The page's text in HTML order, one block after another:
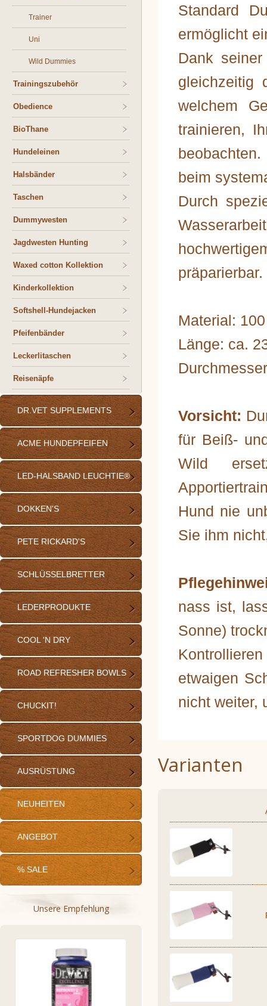
Trainer
Uni
Wild Dummies
Trainingszubehör
Obedience
BioThane
Hundeleinen
Halsbänder
Taschen
Dummywesten
Jagdwesten Hunting
Waxed cotton Kollektion
Kinderkollektion
Softshell-Hundejacken
Pfeifenbänder
Leckerlitaschen
Reisenäpfe
DR.VET SUPPLEMENTS
ACME HUNDEPFEIFEN
LED-HALSBAND LEUCHTIE®
DOKKEN'S
PETE RICKARD'S
SCHLÜSSELBRETTER
LEDERPRODUKTE
COOL 'N DRY
ROAD REFRESHER BOWLS
CHUCKIT!
SPORTDOG DUMMIES
AUSRÜSTUNG
NEUHEITEN
ANGEBOT
% SALE
Unsere Empfehlung
Standard
ermöglicht
Dank
gleichzeitig
welchem
trainieren,
beim
Durch
präparierbar.
Material:
Länge: ca.
Vorsicht:
für Beiß-
Wild
Hund nie
Sie ihm
nass ist,
Sonne)
etwaigen
nicht weiter,
Varianten